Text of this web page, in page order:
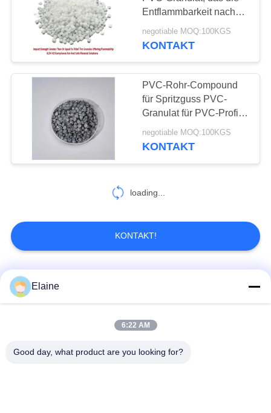
für PVC
Abhärtungsvertreter
5
Acrylverarbeitungs-
Hilfe für PVC
Entflammbarkeit nach
UL-Standard für Draht
und Kabel bietet
negotiable MOQ:100KGS
KONTAKT
PVC-Rohr-Compound
für Spritzguss PVC-
Granulat für PVC-Profile
und -Rohre
negotiable MOQ:100KGS
KONTAKT
loading...
KONTAKT!
Beliebte Kategorien Alle
Kalziumzink-
Elaine
6:22 AM
Good day, what product are you looking for?